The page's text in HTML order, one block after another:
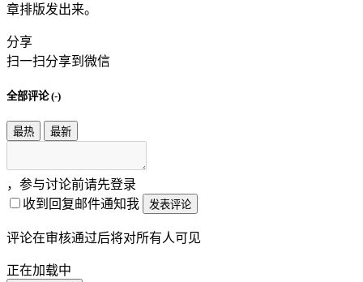
章排版发出来。
分享
扫一扫分享到微信
全部评论 (-)
最热 最新
，参与讨论前请先登录
收到回复邮件通知我
发表评论
评论在审核通过后将对所有人可见
正在加载中